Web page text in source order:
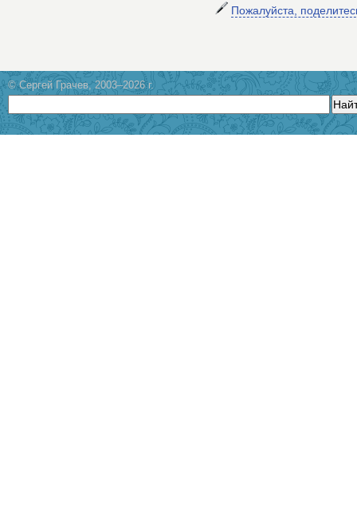
Пожалуйста,
© Сергей Грачев, 2003–2026 г.